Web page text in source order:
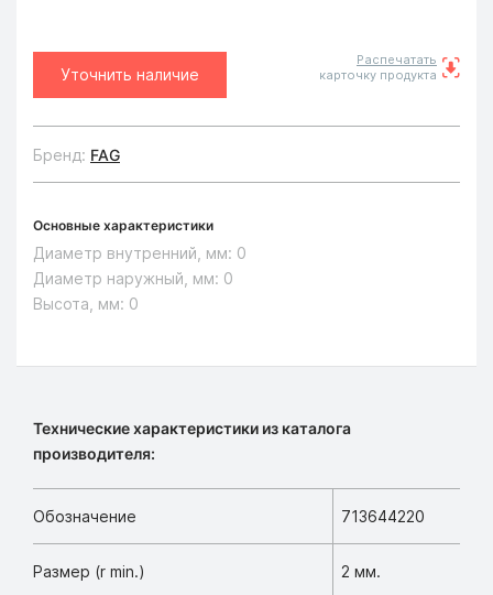
Уточнить наличие
Распечатать
карточку продукта
Бренд: FAG
Основные характеристики
Диаметр внутренний, мм: 0
Диаметр наружный, мм: 0
Высота, мм: 0
Технические характеристики из каталога
производителя:
Обозначение 713644220
Размер (r min.) 2 мм.